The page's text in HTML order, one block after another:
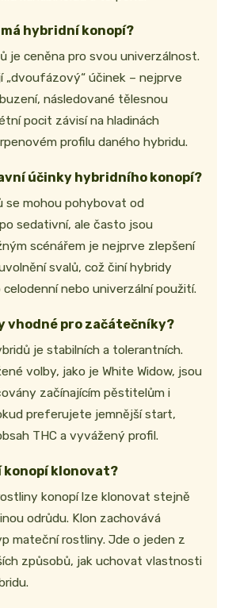
hybridní konopí?
je ceněna pro svou univerzálnost.
„dvoufázový“ účinek – nejprve
následované tělesnou
pocit závisí na hladinách
profilu daného hybridu.
účinky hybridního konopí?
se mohou pohybovat od
sedativní, ale často jsou
scénářem je nejprve zlepšení
svalů, což činí hybridy
nebo univerzální použití.
vhodné pro začátečníky?
je stabilních a tolerantních.
volby, jako je White Widow, jsou
začínajícím pěstitelům i
preferujete jemnější start,
THC a vyvážený profil.
konopí klonovat?
konopí lze klonovat stejně
odrůdu. Klon zachovává
mateční rostliny. Jde o jeden z
způsobů, jak uchovat vlastnosti